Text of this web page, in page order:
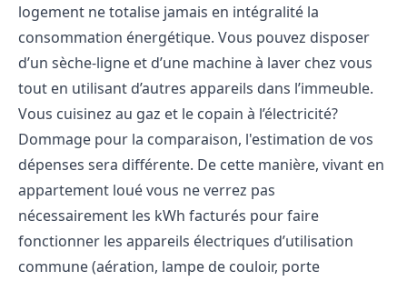
logement ne totalise jamais en intégralité la
consommation énergétique. Vous pouvez disposer
d’un sèche-ligne et d’une machine à laver chez vous
tout en utilisant d’autres appareils dans l’immeuble.
Vous cuisinez au gaz et le copain à l’électricité?
Dommage pour la comparaison, l'estimation de vos
dépenses sera différente. De cette manière, vivant en
appartement loué vous ne verrez pas
nécessairement les kWh facturés pour faire
fonctionner les appareils électriques d’utilisation
commune (aération, lampe de couloir, porte